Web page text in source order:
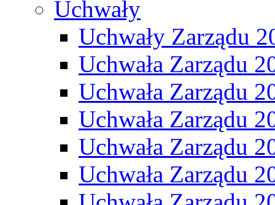
Uchwały
Uchwały Zarządu
Uchwała Zarządu
Uchwała Zarządu
Uchwała Zarządu
Uchwała Zarządu
Uchwała Zarządu